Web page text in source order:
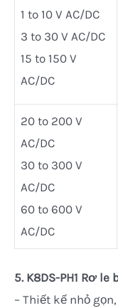
1 to 10 V AC/DC
3 to 30 V AC/DC
15 to 150 V
AC/DC
20 to 200 V
AC/DC
30 to 300 V
AC/DC
60 to 600 V
AC/DC
5. K8DS-PH1 Rơ
– Thiết kế nhỏ